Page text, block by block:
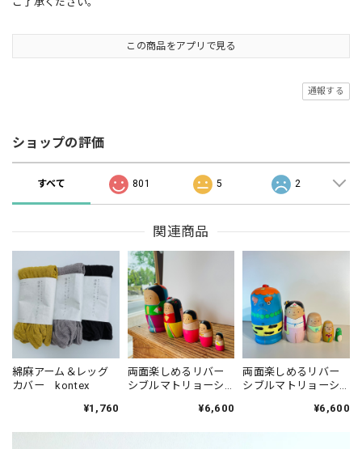
この商品をアプリで見る
通報する
ショップの評価
すべて 801 5 2
関連商品
綿麻アーム＆レッグ
カバー kontex
¥1,760
両面楽しめるリバー
シブルマトリョーシ
¥6,600
両面楽しめるリバー
シブルマトリョーシ
¥6,600